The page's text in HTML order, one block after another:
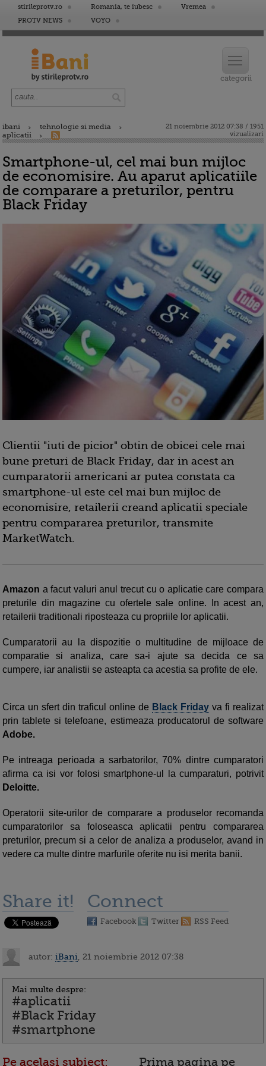
stirileprotv.ro Romania, te iubesc
Vremea
PROTV NEWS
VOYO
ibani
tehnologie si media
aplicatii
21 noiembrie 2012 07:38 / 1951
vizualizari
Smartphone-ul, cel mai bun mijloc
de economisire. Au aparut aplicatiile
de comparare a preturilor, pentru
Black Friday
Clientii "iuti de picior" obtin de obicei cele mai
bune preturi de Black Friday, dar in acest an
cumparatorii americani ar putea constata ca
smartphone-ul este cel mai bun mijloc de
economisire, retailerii creand aplicatii speciale
pentru compararea preturilor, transmite
MarketWatch.
Amazon a facut valuri anul trecut cu o aplicatie care compara
preturile din magazine cu ofertele sale online. In acest an,
retailerii traditionali riposteaza cu propriile lor aplicatii.
Cumparatorii au la dispozitie o multitudine de mijloace de
comparatie si analiza, care sa-i ajute sa decida ce sa
cumpere, iar analistii se asteapta ca acestia sa profite de ele.
Circa un sfert din traficul online de Black Friday va fi realizat
prin tablete si telefoane, estimeaza producatorul de software
Adobe.
Pe intreaga perioada a sarbatorilor, 70% dintre cumparatori
afirma ca isi vor folosi smartphone-ul la cumparaturi, potrivit
Deloitte.
Operatorii site-urilor de comparare a produselor recomanda
cumparatorilor sa foloseasca aplicatii pentru compararea
preturilor, precum si a celor de analiza a produselor, avand in
vedere ca multe dintre marfurile oferite nu isi merita banii.
Share it! Connect
Facebook Twitter RSS Feed
autor: iBani , 21 noiembrie 2012 07:38
Mai multe despre:
#aplicatii
#Black Friday
#smartphone
Pe acelasi subiect:
Prima pagina pe